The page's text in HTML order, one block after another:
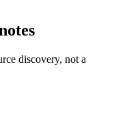
discovery, not a